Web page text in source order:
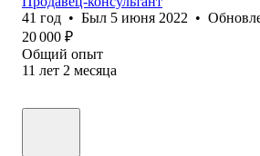
41 год • Был 5 июня 2022 •
20 000 ₽
Общий опыт
11 лет 2 месяца